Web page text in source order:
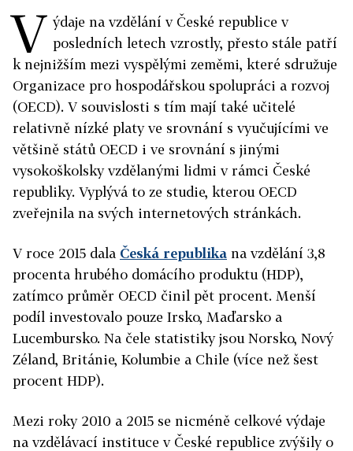
V ýdaje na vzdělání v České republice v
posledních letech vzrostly, přesto stále patří
k nejnižším mezi vyspělými zeměmi, které sdružuje
Organizace pro hospodářskou spolupráci a rozvoj
(OECD). V souvislosti s tím mají také učitelé
relativně nízké platy ve srovnání s vyučujícími ve
většině států OECD i ve srovnání s jinými
vysokoškolsky vzdělanými lidmi v rámci České
republiky. Vyplývá to ze studie, kterou OECD
zveřejnila na svých internetových stránkách.
V roce 2015 dala Česká republika na vzdělání 3,8
procenta hrubého domácího produktu (HDP),
zatímco průměr OECD činil pět procent. Menší
podíl investovalo pouze Irsko, Maďarsko a
Lucembursko. Na čele statistiky jsou Norsko, Nový
Zéland, Británie, Kolumbie a Chile (více než šest
procent HDP).
Mezi roky 2010 a 2015 se nicméně celkové výdaje
na vzdělávací instituce v České republice zvýšily o